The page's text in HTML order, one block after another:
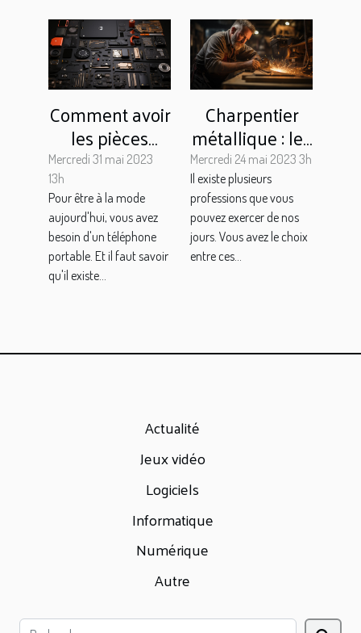
Comment avoir
les pièces
détachées de
qualité pour
votre iphone 6
s ?
Mercredi 31 mai 2023
13h
Pour être à la mode
aujourd'hui, vous avez
besoin d'un téléphone
portable. Et il faut savoir
qu'il existe...
Charpentier
métallique : les
compétences
indispensables,
les étapes
d'interventions
et les types de
Mercredi 24 mai 2023 3h
Il existe plusieurs
professions que vous
pouvez exercer de nos
jours. Vous avez le choix
entre ces...
Actualité
Jeux vidéo
Logiciels
Informatique
Numérique
Autre